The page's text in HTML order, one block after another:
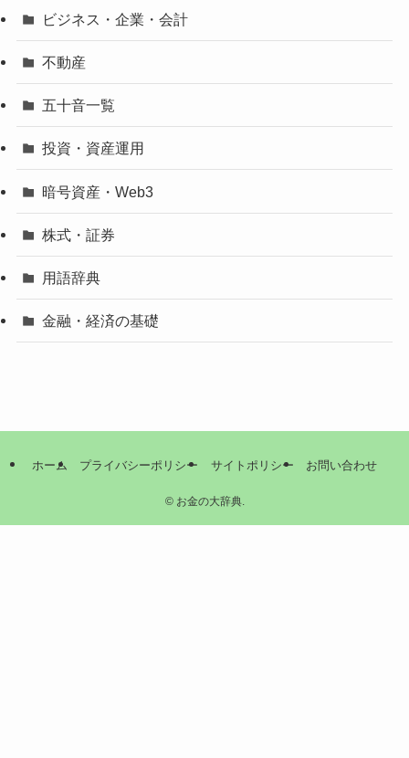
ビジネス・企業・会計
不動産
五十音一覧
投資・資産運用
暗号資産・Web3
株式・証券
用語辞典
金融・経済の基礎
ホーム プライバシーポリシー サイトポリシー お問い合わせ
©お金の大辞典.